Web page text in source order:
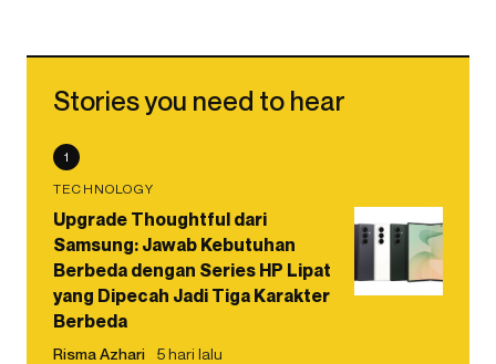
Stories you need to hear
1
TECHNOLOGY
Upgrade Thoughtful dari
Samsung: Jawab Kebutuhan
Berbeda dengan Series HP Lipat
yang Dipecah Jadi Tiga Karakter
Berbeda
Risma Azhari 5 hari lalu